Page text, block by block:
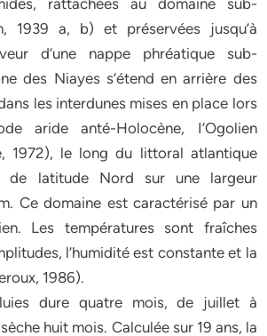
rattachées au domaine sub-
1939 a, b) et préservées jusqu’à
d’une nappe phréatique sub-
des Niayes s’étend en arrière des
les interdunes mises en place lors
aride anté-Holocène, I’Ogolien
1972), le long du littoral atlantique
latitude Nord sur une largeur
Ce domaine est caractérisé par un
Les températures sont fraîches
l’humidité est constante et la
1986).
dure quatre mois, de juillet à
huit mois. Calculée sur 19 ans, la